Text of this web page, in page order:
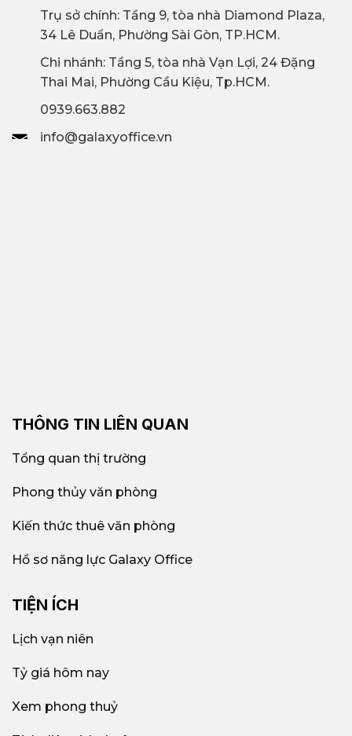
Trụ sở chính: Tầng 9, tòa nhà Diamond Plaza,
34 Lê Duẩn, Phường Sài Gòn, TP.HCM.
Chi nhánh: Tầng 5, tòa nhà Vạn Lợi, 24 Đặng
Thai Mai, Phường Cầu Kiệu, Tp.HCM.
0939.663.882
info@galaxyoffice.vn
THÔNG TIN LIÊN QUAN
Tổng quan thị trường
Phong thủy văn phòng
Kiến thức thuê văn phòng
Hồ sơ năng lực Galaxy Office
TIỆN ÍCH
Lịch vạn niên
Tỷ giá hôm nay
Xem phong thuỷ